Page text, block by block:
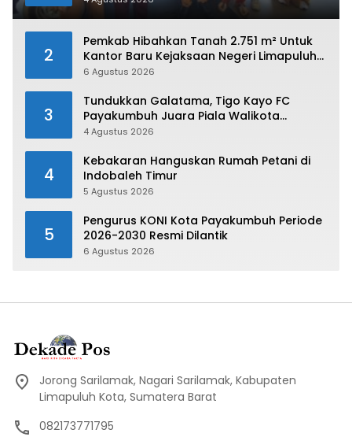
2
Pemkab Hibahkan Tanah 2.751 m² Untuk
Kantor Baru Kejaksaan Negeri Limapuluh
Kota
6 Agustus 2026
3
Tundukkan Galatama, Tigo Kayo FC
Payakumbuh Juara Piala Walikota
Payakumbuh 2026
4 Agustus 2026
4
Kebakaran Hanguskan Rumah Petani di
Indobaleh Timur
5 Agustus 2026
5
Pengurus KONI Kota Payakumbuh Periode
2026-2030 Resmi Dilantik
6 Agustus 2026
Jorong Sarilamak, Nagari Sarilamak, Kabupaten
Limapuluh Kota, Sumatera Barat
082173771795